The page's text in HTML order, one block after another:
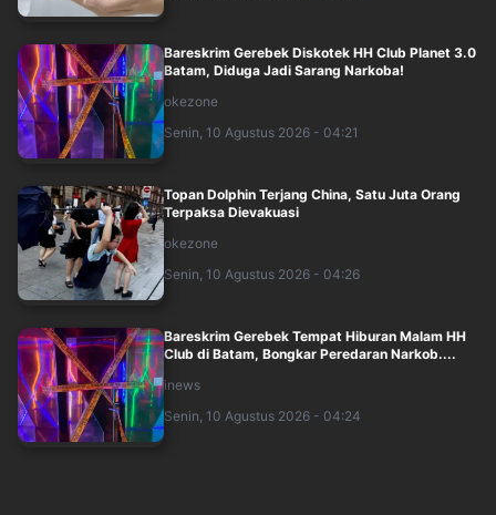
Bareskrim Gerebek Diskotek HH Club Planet 3.0
Batam, Diduga Jadi Sarang Narkoba!
okezone
Senin, 10 Agustus 2026 - 04:21
Topan Dolphin Terjang China, Satu Juta Orang
Terpaksa Dievakuasi
okezone
Senin, 10 Agustus 2026 - 04:26
Bareskrim Gerebek Tempat Hiburan Malam HH
Club di Batam, Bongkar Peredaran Narkob....
inews
Senin, 10 Agustus 2026 - 04:24